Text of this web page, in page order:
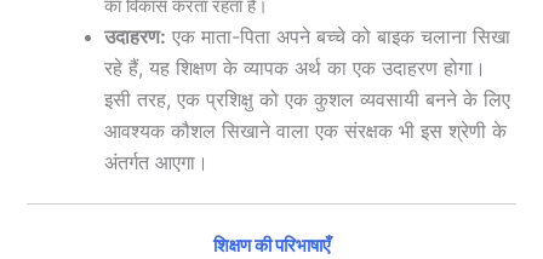
का विकास करता रहता है।
उदाहरण: एक माता-पिता अपने बच्चे को बाइक चलाना सिखा
रहे हैं, यह शिक्षण के व्यापक अर्थ का एक उदाहरण होगा।
इसी तरह, एक प्रशिक्षु को एक कुशल व्यवसायी बनने के लिए
आवश्यक कौशल सिखाने वाला एक संरक्षक भी इस श्रेणी के
अंतर्गत आएगा।
शिक्षण की परिभाषाएँ